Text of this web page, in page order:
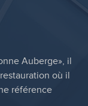
Auberge», il
où il
référence